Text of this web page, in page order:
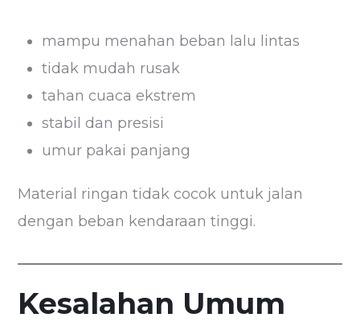
mampu menahan beban lalu lintas
tidak mudah rusak
tahan cuaca ekstrem
stabil dan presisi
umur pakai panjang
Material ringan tidak cocok untuk jalan
dengan beban kendaraan tinggi.
Kesalahan Umum